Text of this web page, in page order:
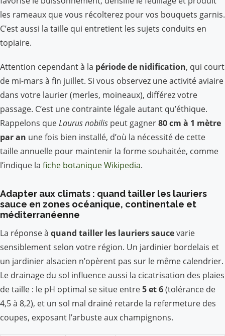
les rameaux que vous récolterez pour vos bouquets garnis.
C’est aussi la taille qui entretient les sujets conduits en
topiaire.
Attention cependant à la période de nidification, qui court
de mi-mars à fin juillet. Si vous observez une activité aviaire
dans votre laurier (merles, moineaux), différez votre
passage. C’est une contrainte légale autant qu’éthique.
Rappelons queLaurus nobilis peut gagner80 cm à 1 mètre
par an une fois bien installé, d’où la nécessité de cette
taille annuelle pour maintenir la forme souhaitée, comme
l’indique la fiche botanique Wikipedia.
Adapter aux climats : quand tailler les lauriers
sauce en zones océanique, continentale et
méditerranéenne
La réponse à quand tailler les lauriers saucevarie
sensiblement selon votre région. Un jardinier bordelais et
un jardinier alsacien n’opèrent pas sur le même calendrier.
Le drainage du sol influence aussi la cicatrisation des plaies
de taille : le pH optimal se situe entre5 et 6(tolérance de
4,5 à 8,2), et un sol mal drainé retarde la refermeture des
coupes, exposant l’arbuste aux champignons.